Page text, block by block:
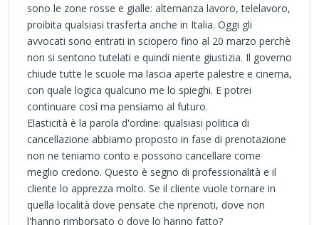
sono le zone rosse e gialle: alternanza lavoro, telelavoro,
proibita qualsiasi trasferta anche in Italia. Oggi gli
avvocati sono entrati in sciopero fino al 20 marzo perchè
non si sentono tutelati e quindi niente giustizia. Il governo
chiude tutte le scuole ma lascia aperte palestre e cinema,
con quale logica qualcuno me lo spieghi. E potrei
continuare così ma pensiamo al futuro.
Elasticità è la parola d'ordine: qualsiasi politica di
cancellazione abbiamo proposto in fase di prenotazione
non ne teniamo conto e possono cancellare come
meglio credono. Questo è segno di professionalità e il
cliente lo apprezza molto. Se il cliente vuole tornare in
quella località dove pensate che riprenoti, dove non
l'hanno rimborsato o dove lo hanno fatto?